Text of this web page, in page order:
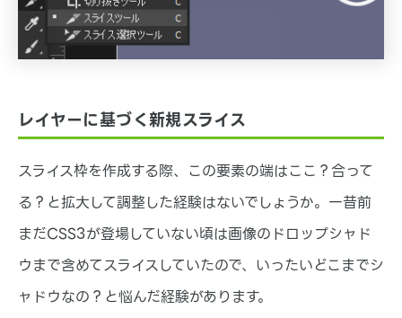
レイヤーに基づく新規スライス
スライス枠を作成する際、この要素の端はここ？合って
る？と拡大して調整した経験はないでしょうか。一昔前
まだCSS3が登場していない頃は画像のドロップシャド
ウまで含めてスライスしていたので、いったいどこまでシ
ャドウなの？と悩んだ経験があります。